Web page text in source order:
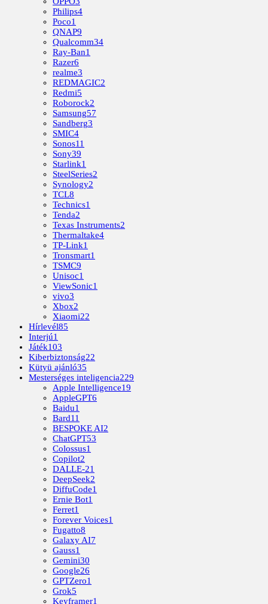
Philips4
Poco1
QNAP9
Qualcomm34
Ray-Ban1
Razer6
realme3
REDMAGIC2
Redmi5
Roborock2
Samsung57
Sandberg3
SMIC4
Sonos11
Sony39
Starlink1
SteelSeries2
Synology2
TCL8
Technics1
Tenda2
Texas Instruments2
Thermaltake4
TP-Link1
Tronsmart1
TSMC9
Unisoc1
ViewSonic1
vivo3
Xbox2
Xiaomi22
Hírlevél85
Interjú1
Játék103
Kiberbiztonság22
Kütyü ajánló35
Mesterséges inteligencia229
Apple Intelligence19
AppleGPT6
Baidu1
Bard11
BESPOKE AI2
ChatGPT53
Colossus1
Copilot2
DALLE-21
DeepSeek2
DiffuCode1
Ernie Bot1
Ferret1
Forever Voices1
Fugatto8
Galaxy AI7
Gauss1
Gemini30
Google26
GPTZero1
Grok5
Keyframer1